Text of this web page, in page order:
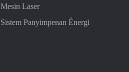
Mesin Laser
Sistem Panyimpenan Énergi